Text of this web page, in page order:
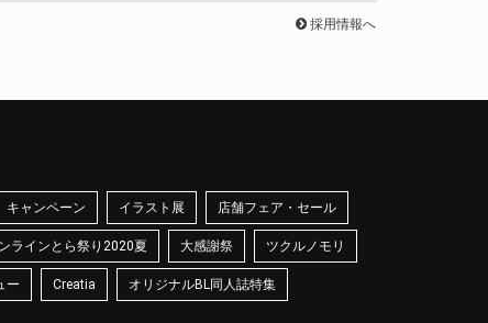
採用情報へ
キャンペーン イラスト展 店舗フェア・セール
ラインとら祭り2020夏 大感謝祭 ツクルノモリ
ー Creatia オリジナルBL同人誌特集